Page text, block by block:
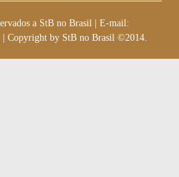
a StB no Brasil
E-mail:
Copyright by StB no Brasil ©2014.